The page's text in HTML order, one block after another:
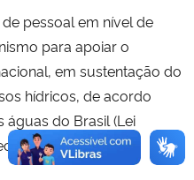
pessoal em nível de
para apoiar o
em sustentação do
hídricos, de acordo
do Brasil (Lei
hídricos e do